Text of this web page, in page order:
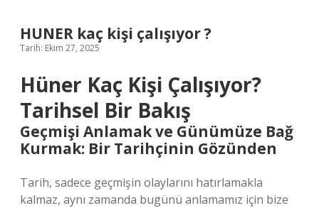
HUNER kaç kişi çalışıyor ?
Tarih: Ekim 27, 2025
Hüner Kaç Kişi Çalışıyor?
Tarihsel Bir Bakış
Geçmişi Anlamak ve Günümüze Bağ
Kurmak: Bir Tarihçinin Gözünden
Tarih, sadece geçmişin olaylarını hatırlamakla
kalmaz, aynı zamanda bugünü anlamamız için bize